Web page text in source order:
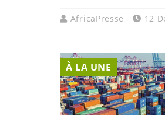
AfricaPresse 12
À LA UNE